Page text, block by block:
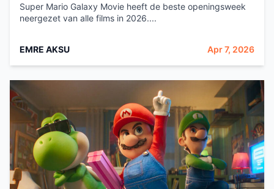
Super Mario Galaxy Movie heeft de beste openingsweek
neergezet van alle films in 2026....
EMRE AKSU Apr 7, 2026